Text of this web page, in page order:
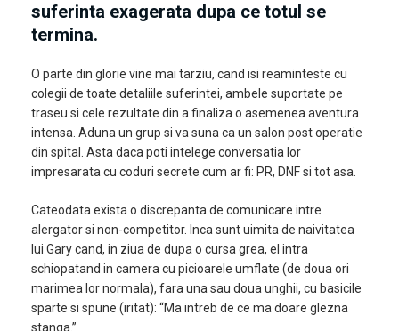
suferinta exagerata dupa ce totul se
termina.
O parte din glorie vine mai tarziu, cand isi reaminteste cu
colegii de toate detaliile suferintei, ambele suportate pe
traseu si cele rezultate din a finaliza o asemenea aventura
intensa. Aduna un grup si va suna ca un salon post operatie
din spital. Asta daca poti intelege conversatia lor
impresarata cu coduri secrete cum ar fi: PR, DNF si tot asa.
Cateodata exista o discrepanta de comunicare intre
alergator si non-competitor. Inca sunt uimita de naivitatea
lui Gary cand, in ziua de dupa o cursa grea, el intra
schiopatand in camera cu picioarele umflate (de doua ori
marimea lor normala), fara una sau doua unghii, cu basicile
sparte si spune (iritat): “Ma intreb de ce ma doare glezna
stanga.”